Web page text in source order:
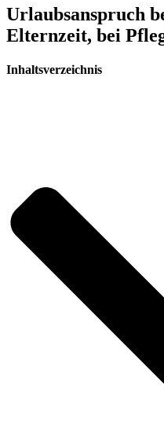
Urlaubsanspruch
Elternzeit, bei
Inhaltsverzeichnis